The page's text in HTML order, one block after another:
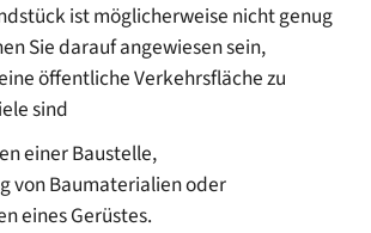
ist möglicherweise nicht genug
Sie darauf angewiesen sein,
öffentliche Verkehrsfläche zu
sind
einer Baustelle,
von Baumaterialien oder
eines Gerüstes.